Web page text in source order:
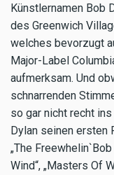
Künstlernamen Bob
des Greenwich
welches bevorzugt
Major-Label
aufmerksam. Und
schnarrenden
so gar nicht recht
Dylan seinen ersten
„The
Wind“, „Masters Of